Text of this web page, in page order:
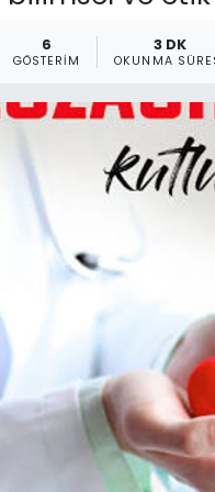
6
GÖSTERIM
3 DK
OKUNMA